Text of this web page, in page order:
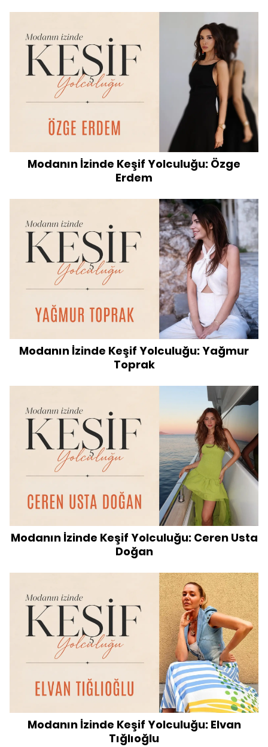
Modanın İzinde Keşif Yolculuğu: Özge
Erdem
Modanın İzinde Keşif Yolculuğu: Yağmur
Toprak
Modanın İzinde Keşif Yolculuğu: Ceren Usta
Doğan
Modanın İzinde Keşif Yolculuğu: Elvan
Tığlıoğlu